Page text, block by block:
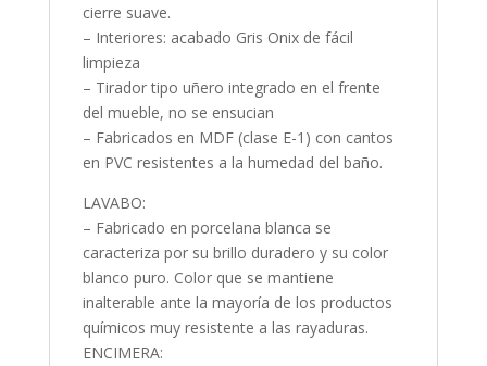
cierre suave.
– Interiores: acabado Gris Onix de fácil
limpieza
– Tirador tipo uñero integrado en el frente
del mueble, no se ensucian
– Fabricados en MDF (clase E-1) con cantos
en PVC resistentes a la humedad del baño.
LAVABO:
– Fabricado en porcelana blanca se
caracteriza por su brillo duradero y su color
blanco puro. Color que se mantiene
inalterable ante la mayoría de los productos
químicos muy resistente a las rayaduras.
ENCIMERA: